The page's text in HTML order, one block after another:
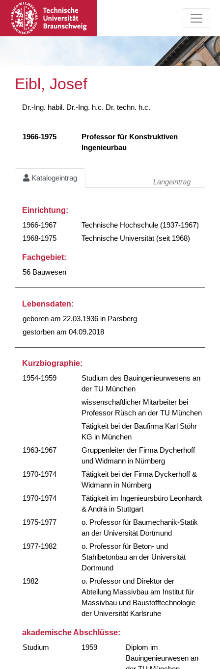
Eibl, Josef
Dr.-Ing. habil. Dr.-Ing. h.c. Dr. techn. h.c.
1966-1975
Professor für Konstruktiven
Ingenieurbau
Katalogeintrag Langeintrag
Einrichtung:
1966-1967
Technische Hochschule (1937-1967)
1968-1975
Technische Universität (seit 1968)
Fachgebiet:
56 Bauwesen
Lebensdaten:
geboren am 22.03.1936 in Parsberg
gestorben am 04.09.2018
Kurzbiographie:
1954-1959
Studium des Bauingenieurwesens an
der TU München
wissenschaftlicher Mitarbeiter bei
Professor Rüsch an der TU München
Tätigkeit bei der Baufirma Karl Stöhr
KG in München
1963-1967
Gruppenleiter der Firma Dycherhoff
und Widmann in Nürnberg
1970-1974
Tätigkeit bei der Firma Dyckerhoff &
Widmann in Nürnberg
1970-1974
Tätigkeit im Ingenieursbüro Leonhardt
& Andrä in Stuttgart
1975-1977
o. Professor für Baumechanik-Statik
an der Universität Dortmund
1977-1982
o. Professor für Beton- und
Stahlbetonbau an der Universität
Dortmund
1982
o. Professor und Direktor der
Abteilung Massivbau am Institut für
Massivbau und Baustofftechnologie
der Universität Karlsruhe
akademische Abschlüsse:
Studium
1959
Diplom im
Bauingenieurwesen an